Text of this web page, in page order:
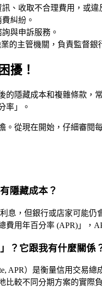
、收取不合理費用，或違
糾紛。
與申訴服務。
業的主管機關，負責監督銀
擾！
的隱藏成本和複雜條款
率」。
。從現在開始，仔細審
隱藏成本？
息，但銀行或店家可能
費用年百分率 (APR)」，
？它跟我有什麼關係
APR）是衡量信用交
比較不同分期方案的實際